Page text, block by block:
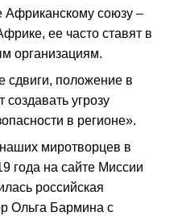
Африканскому союзу –
ее часто ставят в
организациям.
сдвиги, положение в
угрозу
в регионе».
миротворцев в
года на сайте Миссии
российская
Ольга Бармина с